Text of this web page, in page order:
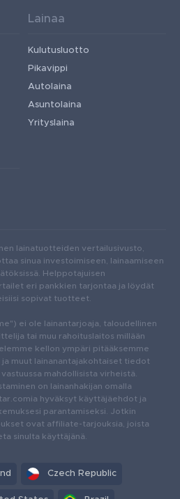
Lainaa
Kulutusluotto
Pikavippi
Autolaina
Asuntolaina
Yrityslaina
lainatuotteiden vertailusivusto,
sinua investoimiseen, lainaamiseen
Helppotajuisen
eri pankkien tarjontaa ja löydät
sopivat tuotteet.
ei ole lainantarjoaja, taloudellinen
tai muu rahoituslaitos millään
kellon ympäri pitääksemme
muut lainanantajakohtaiset tiedot
mahdollisista virheistä.
on lainanhakijan omalla
hyväksyt käyttäjäehdot ja
parantamiseksi. Jotkin
ovat affiliate-tarjouksia, joista
sinulta käyttäjänä.
Czech Republic